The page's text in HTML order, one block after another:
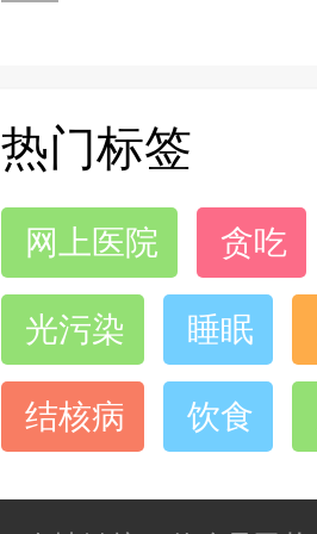
热门标签
网上医院 贪吃
光污染 睡眠
结核病 饮食